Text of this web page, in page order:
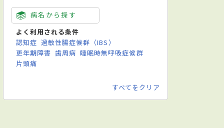
病名から探す
よく利用される条件
認知症 過敏性腸症候群（IBS）
更年期障害 歯周病 睡眠時無呼吸症候群
片頭痛
すべてをクリア